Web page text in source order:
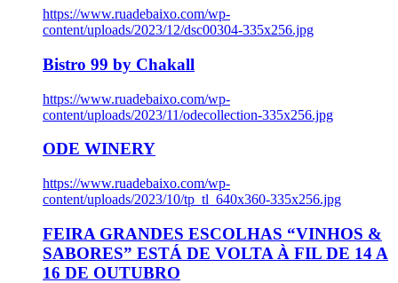
https://www.ruadebaixo.com/wp-
content/uploads/2023/12/dsc00304-335x256.jpg
Bistro 99 by Chakall
https://www.ruadebaixo.com/wp-
content/uploads/2023/11/odecollection-335x256.jpg
ODE WINERY
https://www.ruadebaixo.com/wp-
content/uploads/2023/10/tp_tl_640x360-335x256.jpg
FEIRA GRANDES ESCOLHAS “VINHOS &
SABORES” ESTÁ DE VOLTA À FIL DE 14 A
16 DE OUTUBRO